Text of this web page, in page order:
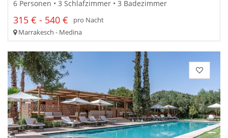
6 Personen • 3 Schlafzimmer • 3 Badezimmer
315 € - 540 €
pro Nacht
Marrakesch - Medina